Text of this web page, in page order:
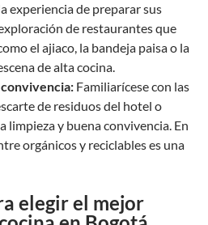
experiencia de preparar sus
de restaurantes que
el ajiaco, la bandeja paisa o la
de alta cocina.
Familiarícese con las
de residuos del hotel o
limpieza y buena convivencia. En
orgánicos y reciclables es una
elegir el mejor